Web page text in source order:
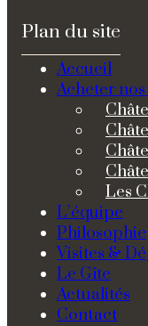
Plan du site
Accueil
Acheter nos
Les
L’équipe
Philosophie
Visites &
Le Gîte
Actualités
Contact